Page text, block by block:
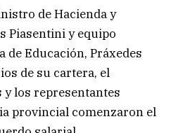
de Hacienda y
Piasentini y equipo
Educación, Práxedes
de su cartera, el
y los representantes
provincial comenzaron el